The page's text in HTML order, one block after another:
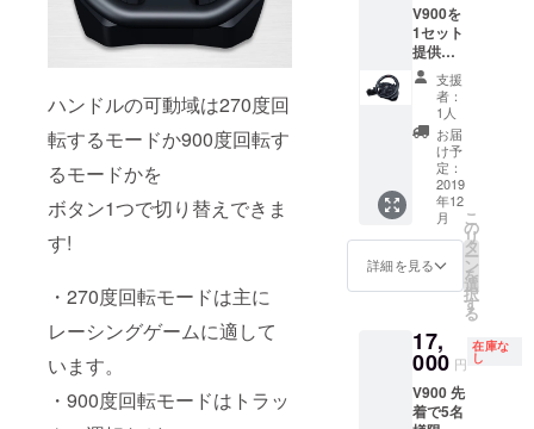
ハンドルの可動域は270度回
転するモードか900度回転す
るモードかを
ボタン1つで切り替えできま
す!
・270度回転モードは主に
レーシングゲームに適して
います。
・900度回転モードはトラッ
V900を
1セット
提供さ
せてい
ただき
ます。
支援
者：
1人
お届
け予
定：
2019
年12
月
詳細を見る
こ
の
リ
タ
ー
ン
を
選
択
す
る
17,
000 円
在庫な
し
V900 先
着で5名